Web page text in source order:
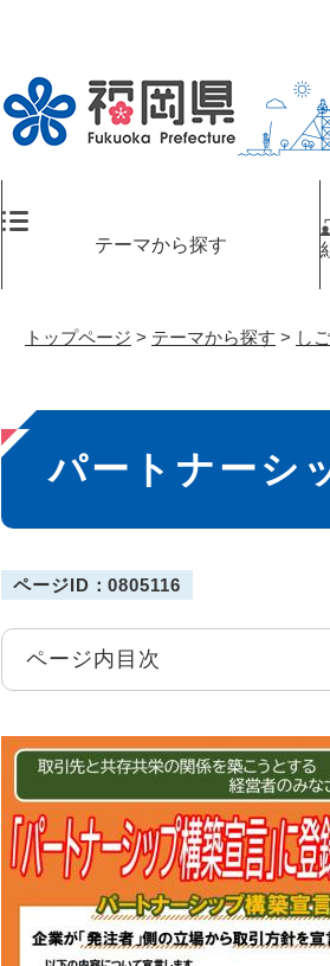
テーマから探す
トップページ > テーマから探す > し
本
文
パートナーシ
ページID：0805116
ページ内目次